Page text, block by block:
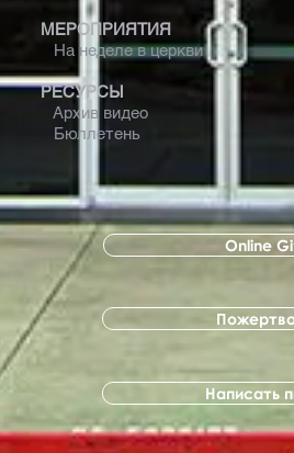
МЕРОПРИЯТИЯ
На неделе в церкви
РЕСУРСЫ
Архив видео
Бюллетень
Online
Написать